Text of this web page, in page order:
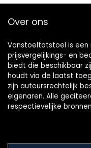
Over ons
Vanstoeltotstoel is
prijsvergelijkings- en
biedt die beschikbaar
houdt via de laatst
zijn auteursrechtelijk
eigenaren. Alle
respectievelijke